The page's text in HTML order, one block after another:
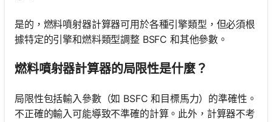
是的，燃料噴射器計算器可用於各種引擎類型，但必須根
據特定的引擎和燃料類型調整 BSFC 和其他參數。
燃料噴射器計算器的局限性是什麼？
局限性包括輸入參數（如 BSFC 和目標馬力）的準確性。
不正確的輸入可能導致不準確的計算。此外，計算器不考